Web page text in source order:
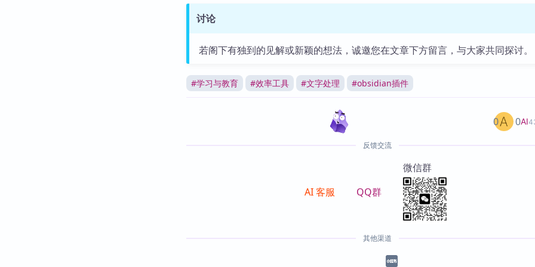
讨论
若阁下有独到的见解或新颖的想法，诚邀您在文章下方留言，与大家共同探讨。
#学习与教育 #效率工具 #文字处理 #obsidian插件
AI
0 0
反馈交流
AI 客服 QQ群
微信群
其他渠道